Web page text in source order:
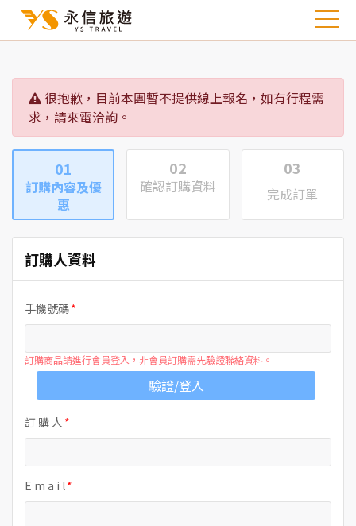
很抱歉，目前本團暫不提供線上報名，如有行程需
求，請來電洽詢。
01
訂購內容及優
惠
02
確認訂購資料
03
完成訂單
訂購人資料
手機號碼
訂購商品請進行會員登入，非會員訂購需先驗證聯絡資料。
驗證/登入
訂 購 人
E m a i l